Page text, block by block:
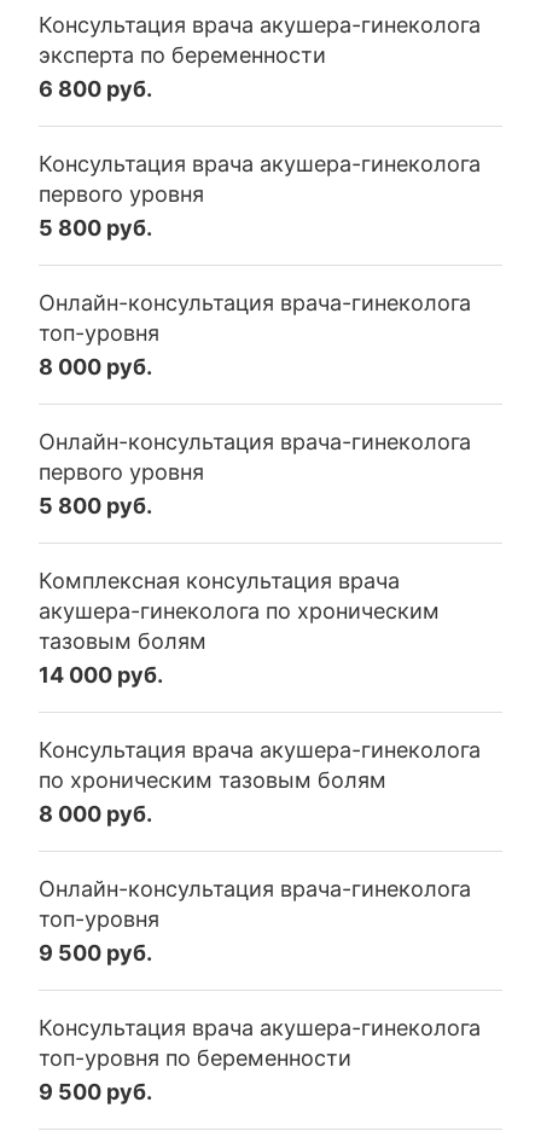
Консультация врача акушера-гинеколога
эксперта по беременности
6 800 руб.
Консультация врача акушера-гинеколога
первого уровня
5 800 руб.
Онлайн-консультация врача-гинеколога
топ-уровня
8 000 руб.
Онлайн-консультация врача-гинеколога
первого уровня
5 800 руб.
Комплексная консультация врача
акушера-гинеколога по хроническим
тазовым болям
14 000 руб.
Консультация врача акушера-гинеколога
по хроническим тазовым болям
8 000 руб.
Онлайн-консультация врача-гинеколога
топ-уровня
9 500 руб.
Консультация врача акушера-гинеколога
топ-уровня по беременности
9 500 руб.